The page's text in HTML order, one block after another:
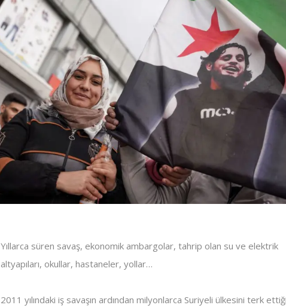
Yıllarca süren savaş, ekonomik ambargolar, tahrip olan su ve elektrik
altyapıları, okullar, hastaneler, yollar…
2011 yılındaki iş savaşın ardından milyonlarca Suriyeli ülkesini terk